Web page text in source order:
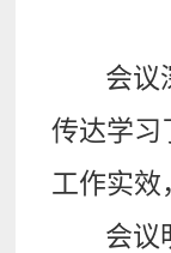
会议
传达学习
工作实效
会议